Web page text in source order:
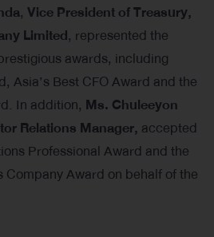
, Vice President of Treasury,
Limited, represented the
awards, including
Asia’s Best CFO Award and the
In addition, Ms. Chuleeyon
Relations Manager, accepted
Professional Award and the
Company Award on behalf of the